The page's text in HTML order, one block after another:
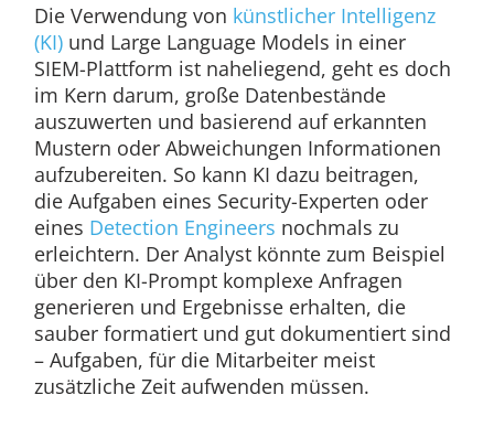
Die Verwendung von künstlicher Intelligenz
(KI)und Large Language Models in einer
SIEM-Plattform ist naheliegend, geht es doch
im Kern darum, große Datenbestände
auszuwerten und basierend auf erkannten
Mustern oder Abweichungen Informationen
aufzubereiten. So kann KI dazu beitragen,
die Aufgaben eines Security-Experten oder
eines Detection Engineers nochmals zu
erleichtern. Der Analyst könnte zum Beispiel
über den KI-Prompt komplexe Anfragen
generieren und Ergebnisse erhalten, die
sauber formatiert und gut dokumentiert sind
– Aufgaben, für die Mitarbeiter meist
zusätzliche Zeit aufwenden müssen.